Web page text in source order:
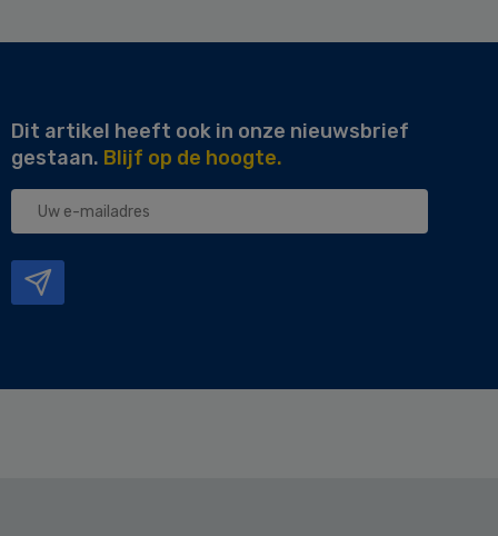
Dit artikel heeft ook in onze nieuwsbrief
gestaan. Blijf op de hoogte.
Uw